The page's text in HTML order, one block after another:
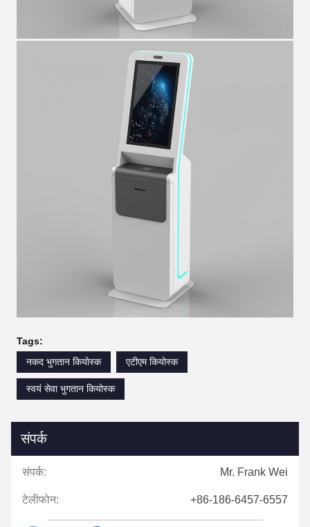
Tags:
नकद भुगतान कियोस्क
एटीएम कियोस्क
स्वयं सेवा भुगतान कियोस्क
संपर्क
संपर्क: Mr. Frank Wei
टेलीफोन: +86-186-6457-6557